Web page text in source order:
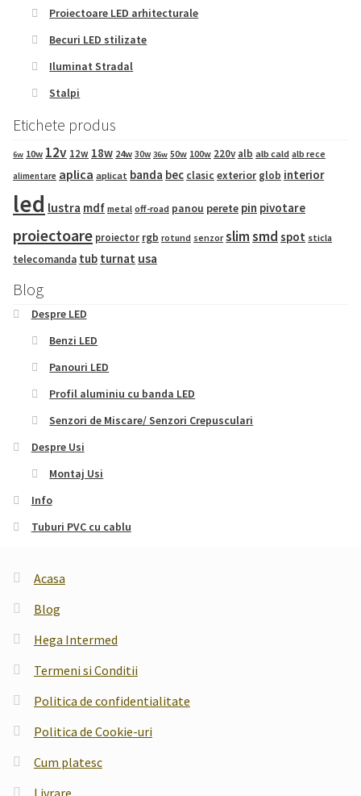
Proiectoare LED arhitecturale
Becuri LED stilizate
Iluminat Stradal
Stalpi
Etichete produs
6w 10w 12v 12w 18w 24w 30w 36w 50w 100w 220v alb alb cald alb rece
alimentare aplica aplicat banda bec clasic exterior glob interior
led lustra mdf metal off-road panou perete pin pivotare
proiectoare proiector rgb rotund senzor slimsmd spot sticla
telecomanda tub turnat usa
Blog
Despre LED
Benzi LED
Panouri LED
Profil aluminiu cu banda LED
Senzori de Miscare/ Senzori Crepusculari
Despre Usi
Montaj Usi
Info
Tuburi PVC cu cablu
Acasa
Blog
Hega Intermed
Termeni si Conditii
Politica de confidentialitate
Politica de Cookie-uri
Cum platesc
Livrare